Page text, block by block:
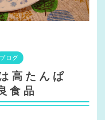
ブログ
高たんぱ
食品